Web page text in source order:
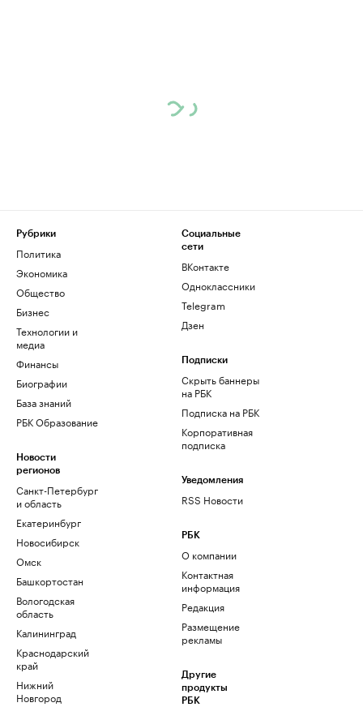
Рубрики
Политика
Экономика
Общество
Бизнес
Технологии и
медиа
Финансы
Биографии
База знаний
РБК Образование
Новости
регионов
Санкт-Петербург
и область
Екатеринбург
Новосибирск
Омск
Башкортостан
Вологодская
область
Калининград
Краснодарский
край
Нижний
Новгород
Социальные
сети
ВКонтакте
Одноклассники
Telegram
Дзен
Подписки
Скрыть баннеры
на РБК
Подписка на РБК
Корпоративная
подписка
Уведомления
RSS Новости
РБК
О компании
Контактная
информация
Редакция
Размещение
рекламы
Другие
продукты
РБК